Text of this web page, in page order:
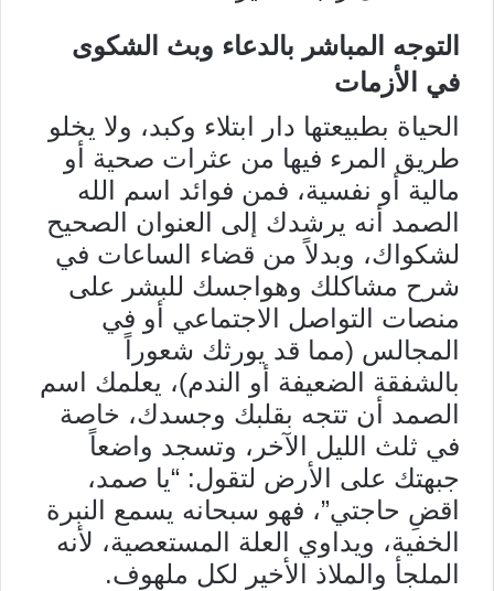
التوجه المباشر بالدعاء وبث الشكوى
في الأزمات
الحياة بطبيعتها دار ابتلاء وكبد، ولا يخلو
طريق المرء فيها من عثرات صحية أو
مالية أو نفسية، فمن فوائد اسم الله
الصمد أنه يرشدك إلى العنوان الصحيح
لشكواك، وبدلاً من قضاء الساعات في
شرح مشاكلك وهواجسك للبشر على
منصات التواصل الاجتماعي أو في
المجالس (مما قد يورثك شعوراً
بالشفقة الضعيفة أو الندم)، يعلمك اسم
الصمد أن تتجه بقلبك وجسدك، خاصة
في ثلث الليل الآخر، وتسجد واضعاً
جبهتك على الأرض لتقول: “يا صمد،
اقضِ حاجتي”، فهو سبحانه يسمع النبرة
الخفية، ويداوي العلة المستعصية، لأنه
الملجأ والملاذ الأخير لكل ملهوف.